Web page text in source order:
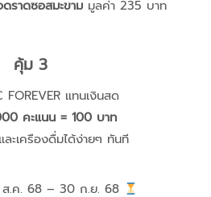
ราดซอสมะขามมูลค่า 235 บาท
คุ้ม 3
FOREVER แทนเงินสด
คะแนน = 100 บาท
ละเครืองดื่มได้ง่ายๆ ทันที
ส.ค. 68 – 30 ก.ย. 68